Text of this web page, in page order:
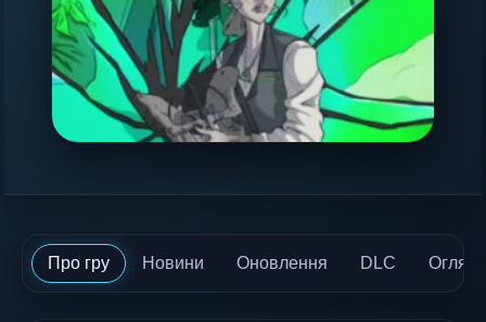
Про гру Новини Оновлення DLC Огляди